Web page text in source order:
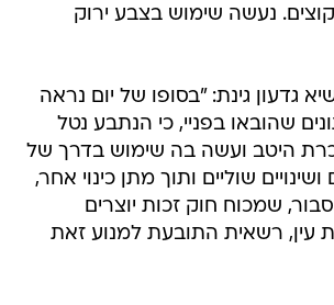
נעשה שימוש בצבע ירוק
גדעון גינת: "בסופו של יום נראה
שהובאו בפניי, כי הנתבע נטל
היטב ועשה בה שימוש בדרך של
שוליים ותוך מתן כינוי אחר,
שמכוח חוק זכות יוצרים
עין, רשאית התובעת למנוע זאת